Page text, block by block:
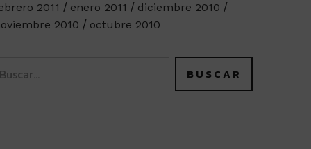
2011
enero 2011
diciembre 2010
2010
octubre 2010